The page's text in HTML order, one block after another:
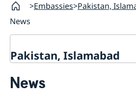
Embassies Pakistan,
News
Pakistan, Islamabad
About us
News